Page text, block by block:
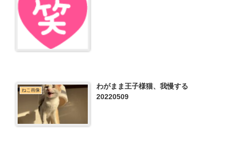
ねこ画像
わがまま王子様猫、我慢する
20220509